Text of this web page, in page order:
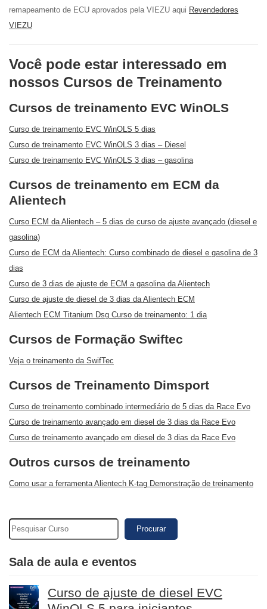
remapeamento de ECU aprovados pela VIEZU aqui Revendedores
VIEZU
Você pode estar interessado em
nossos Cursos de Treinamento
Cursos de treinamento EVC WinOLS
Curso de treinamento EVC WinOLS 5 dias
Curso de treinamento EVC WinOLS 3 dias – Diesel
Curso de treinamento EVC WinOLS 3 dias – gasolina
Cursos de treinamento em ECM da
Alientech
Curso ECM da Alientech – 5 dias de curso de ajuste avançado (diesel e
gasolina)
Curso de ECM da Alientech: Curso combinado de diesel e gasolina de 3
dias
Curso de 3 dias de ajuste de ECM a gasolina da Alientech
Curso de ajuste de diesel de 3 dias da Alientech ECM
Alientech ECM Titanium Dsg Curso de treinamento: 1 dia
Cursos de Formação Swiftec
Veja o treinamento da SwifTec
Cursos de Treinamento Dimsport
Curso de treinamento combinado intermediário de 5 dias da Race Evo
Curso de treinamento avançado em diesel de 3 dias da Race Evo
Curso de treinamento avançado em diesel de 3 dias da Race Evo
Outros cursos de treinamento
Como usar a ferramenta Alientech K-tag Demonstração de treinamento
Procurar
Sala de aula e eventos
Curso de ajuste de diesel EVC